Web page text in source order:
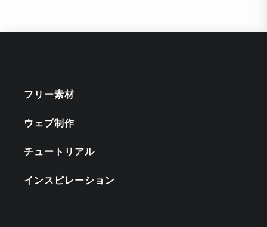
フリー素材
ウェブ制作
チュートリアル
インスピレーション